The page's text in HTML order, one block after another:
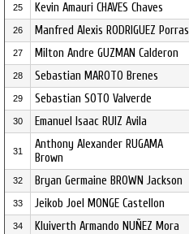
25 Kevin Amauri CHAVES Chaves
26 Manfred Alexis RODRIGUEZ Porras
27 Milton Andre GUZMAN Calderon
28 Sebastian MAROTO Brenes
29 Sebastian SOTO Valverde
30 Emanuel Isaac RUIZ Avila
31
Anthony Alexander RUGAMA
Brown
32 Bryan Germaine BROWN Jackson
33 Jeikob Joel MONGE Castellon
34 Kluiverth Armando NUÑEZ Mora